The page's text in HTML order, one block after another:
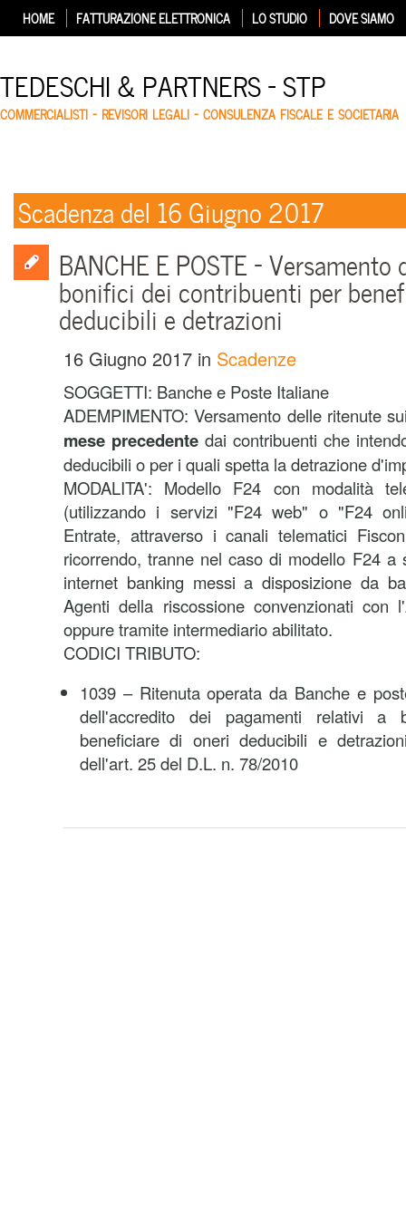
HOME FATTURAZIONE ELETTRONICA LO STUDIO DOVE SIAMO
TEDESCHI & PARTNERS – STP
COMMERCIALISTI – REVISORI LEGALI – CONSULENZA FISCALE E SOCIETARIA
Scadenza del 16 Giugno 2017
BANCHE E POSTE –
bonifici dei contribuenti per
deducibili e detrazioni
16 Giugno 2017 in Scadenze
SOGGETTI: Banche e Poste Italiane
ADEMPIMENTO:Versamento delle ritenute
mese precedente dai contribuenti che
deducibili o per i quali spetta la detrazione
MODALITA': Modello F24 con modalità
(utilizzando i servizi "F24 web" o "F24
Entrate, attraverso i canali telematici
ricorrendo, tranne nel caso di modello F24
internet banking messi a disposizione da
Agenti della riscossione convenzionati con
oppure tramite intermediario abilitato.
CODICI TRIBUTO:
1039 – Ritenuta operata da Banche e
dell'accredito dei pagamenti relativi a
beneficiare di oneri deducibili e
dell'art. 25 del D.L. n. 78/2010